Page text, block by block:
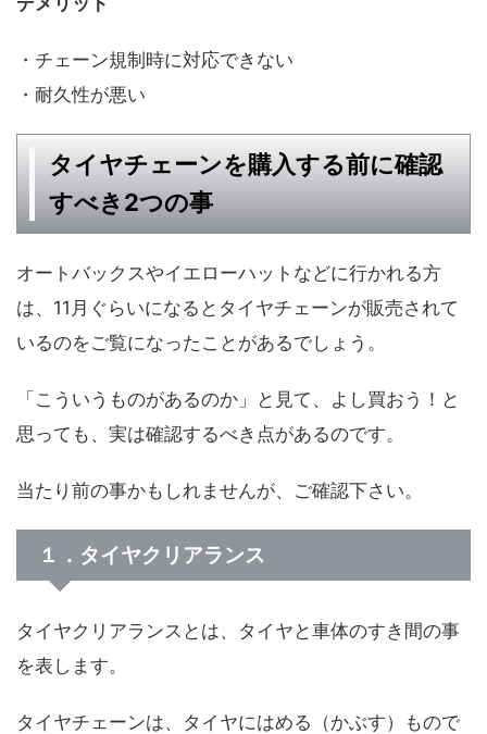
・チェーン規制時に対応できない
・耐久性が悪い
タイヤチェーンを購入する前に確認
すべき2つの事
オートバックスやイエローハットなどに行かれる方
は、11月ぐらいになるとタイヤチェーンが販売されて
いるのをご覧になったことがあるでしょう。
「こういうものがあるのか」と見て、よし買おう！と
思っても、実は確認するべき点があるのです。
当たり前の事かもしれませんが、ご確認下さい。
１．タイヤクリアランス
タイヤクリアランスとは、タイヤと車体のすき間の事
を表します。
タイヤチェーンは、タイヤにはめる（かぶす）もので